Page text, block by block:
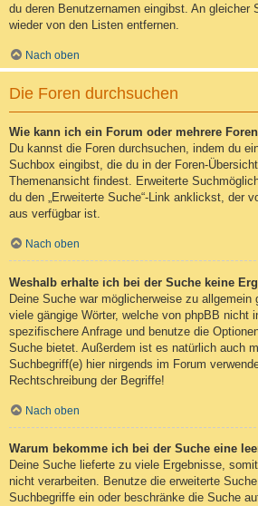
du deren Benutzernamen eingibst. An gleicher
wieder von den Listen entfernen.
Nach oben
Die Foren durchsuchen
Wie kann ich ein Forum oder mehrere
Du kannst die Foren durchsuchen, indem du
Suchbox eingibst, die du in der Foren-
Themenansicht findest. Erweiterte
du den „Erweiterte Suche“-Link anklickst, der
aus verfügbar ist.
Nach oben
Weshalb erhalte ich bei der Suche keine
Deine Suche war möglicherweise zu allgemein
viele gängige Wörter, welche von phpBB nicht
spezifischere Anfrage und benutze die
Suche bietet. Außerdem ist es natürlich auch
Suchbegriff(e) hier nirgends im Forum
Rechtschreibung der Begriffe!
Nach oben
Warum bekomme ich bei der Suche eine
Deine Suche lieferte zu viele Ergebnisse,
nicht verarbeiten. Benutze die erweiterte
Suchbegriffe ein oder beschränke die Suche